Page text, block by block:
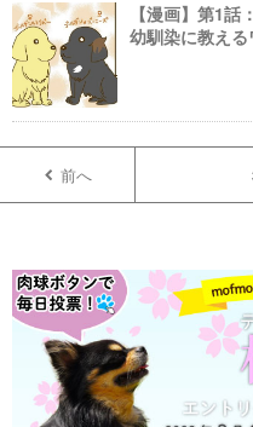
【漫画】第1
幼馴染に教え
前へ